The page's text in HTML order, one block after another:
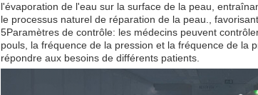
l'évaporation de l'eau sur la surface de la peau,
le processus naturel de réparation de la peau.,
5Paramètres de contrôle: les médecins peuvent
pouls, la fréquence de la pression et la fréquence de la
répondre aux besoins de différents patients.